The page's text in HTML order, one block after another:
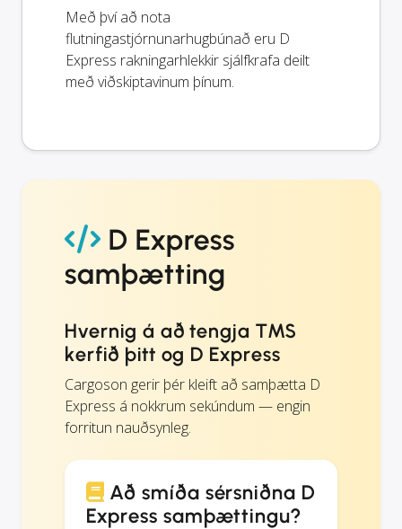
Með því að nota
flutningastjórnunarhugbúnað eru D
Express rakningarhlekkir sjálfkrafa deilt
með viðskiptavinum þínum.
D Express
samþætting
Hvernig á að tengja TMS
kerfið þitt og D Express
Cargoson gerir þér kleift að samþætta D
Express á nokkrum sekúndum — engin
forritun nauðsynleg.
Að smíða sérsniðna D
Express samþættingu?